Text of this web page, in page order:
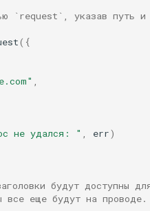
`request`, указав путь и
({
не удался: " err)
будут доступны
еще будут на проводе.